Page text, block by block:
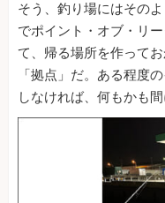
そう、釣り場にはその
でポイント・オブ・リ
て、帰る場所を作って
「拠点」だ。ある程度
しなければ、何もかも